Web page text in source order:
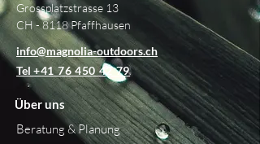
Grossplatzstrasse 13
CH - 8118 Pfaffhausen
info@magnolia-outdoors.ch
Tel +41 76 450 42 79
Über uns
Beratung & Planung